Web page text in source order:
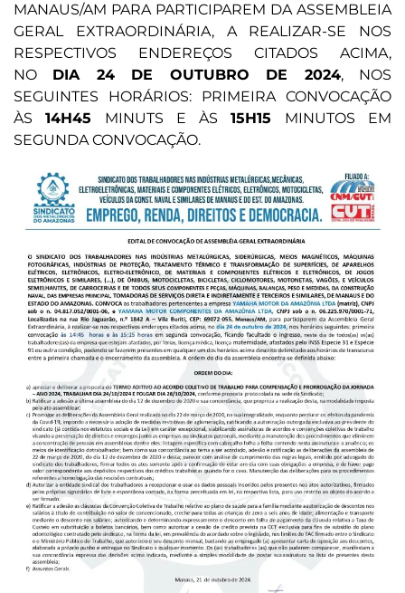
MANAUS/AM PARA PARTICIPAREM DA ASSEMBLEIA
GERAL EXTRAORDINÁRIA, A REALIZAR-SE NOS
RESPECTIVOS ENDEREÇOS CITADOS ACIMA,
NO DIA 24 DE OUTUBRO DE 2024, NOS
SEGUINTES HORÁRIOS: PRIMEIRA CONVOCAÇÃO
ÀS14H45 MINUTS E ÀS15H15 MINUTOS EM
SEGUNDA CONVOCAÇÃO.